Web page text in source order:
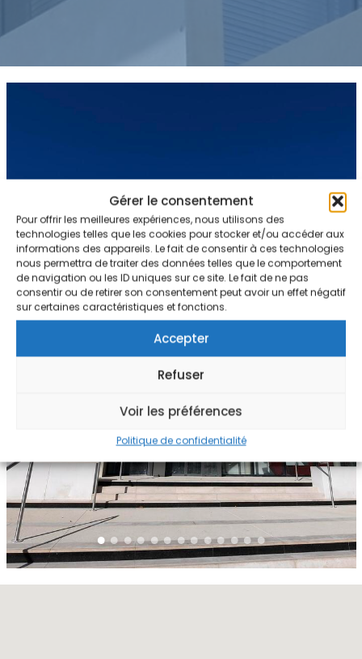
Gérer le consentement
Pour offrir les meilleures expériences, nous utilisons des
technologies telles que les cookies pour stocker et/ou accéder aux
informations des appareils. Le fait de consentir à ces technologies
nous permettra de traiter des données telles que le comportement
de navigation ou les ID uniques sur ce site. Le fait de ne pas
consentir ou de retirer son consentement peut avoir un effet négatif
sur certaines caractéristiques et fonctions.
Accepter
Refuser
Voir les préférences
Politique de confidentialité